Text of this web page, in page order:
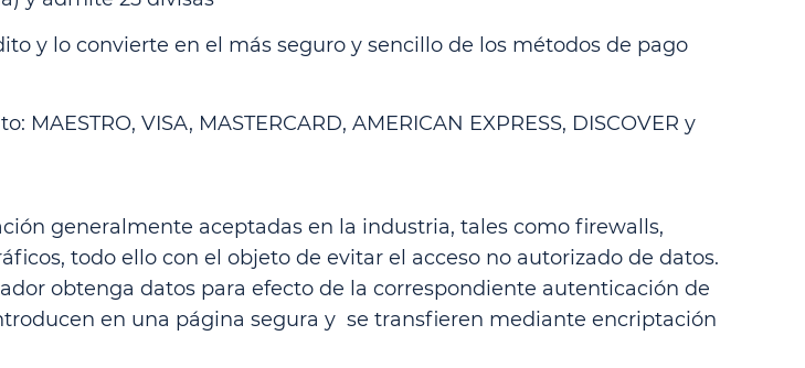
y lo convierte en el más seguro y sencillo de los métodos de pago
VISA, MASTERCARD, AMERICAN EXPRESS, DISCOVER y
generalmente aceptadas en la industria, tales como firewalls,
todo ello con el objeto de evitar el acceso no autorizado de datos.
obtenga datos para efecto de la correspondiente autenticación de
en una página segura y se transfieren mediante encriptación